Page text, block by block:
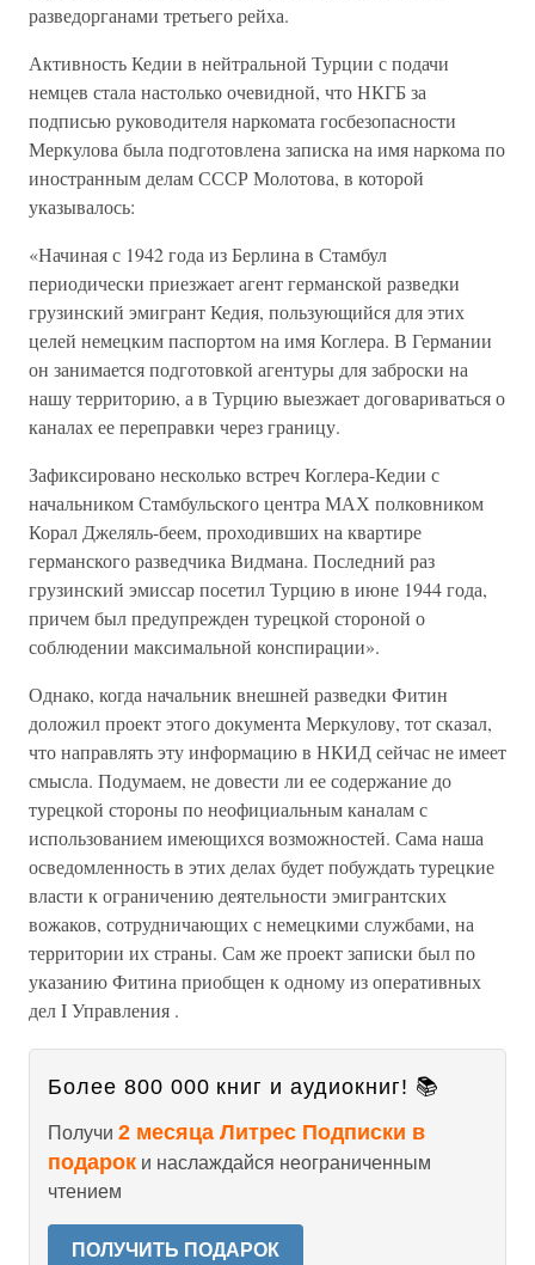
разведорганами третьего рейха.
Активность Кедии в нейтральной Турции с подачи
немцев стала настолько очевидной, что НКГБ за
подписью руководителя наркомата госбезопасности
Меркулова была подготовлена записка на имя наркома по
иностранным делам СССР Молотова, в которой
указывалось:
«Начиная с 1942 года из Берлина в Стамбул
периодически приезжает агент германской разведки
грузинский эмигрант Кедия, пользующийся для этих
целей немецким паспортом на имя Коглера. В Германии
он занимается подготовкой агентуры для заброски на
нашу территорию, а в Турцию выезжает договариваться о
каналах ее переправки через границу.
Зафиксировано несколько встреч Коглера-Кедии с
начальником Стамбульского центра МАХ полковником
Корал Джеляль-беем, проходивших на квартире
германского разведчика Видмана. Последний раз
грузинский эмиссар посетил Турцию в июне 1944 года,
причем был предупрежден турецкой стороной о
соблюдении максимальной конспирации».
Однако, когда начальник внешней разведки Фитин
доложил проект этого документа Меркулову, тот сказал,
что направлять эту информацию в НКИД сейчас не имеет
смысла. Подумаем, не довести ли ее содержание до
турецкой стороны по неофициальным каналам с
использованием имеющихся возможностей. Сама наша
осведомленность в этих делах будет побуждать турецкие
власти к ограничению деятельности эмигрантских
вожаков, сотрудничающих с немецкими службами, на
территории их страны. Сам же проект записки был по
указанию Фитина приобщен к одному из оперативных
дел I Управления .
Более 800 000 книг и аудиокниг! 📚
Получи 2 месяца Литрес Подписки в
подарок и наслаждайся неограниченным
чтением
ПОЛУЧИТЬ ПОДАРОК